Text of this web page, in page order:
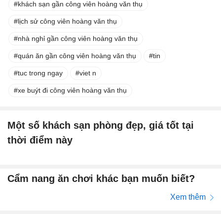
khách sạn gần công viên hoàng văn thụ
lịch sử công viên hoàng văn thụ
nhà nghỉ gần công viên hoàng văn thụ
quán ăn gần công viên hoàng văn thụ tin
tuc trong ngay viet n
xe buýt đi công viên hoàng văn thụ
Một số khách sạn phòng đẹp, giá tốt tại
thời điểm này
Cẩm nang ăn chơi khác bạn muốn biết?
Xem thêm